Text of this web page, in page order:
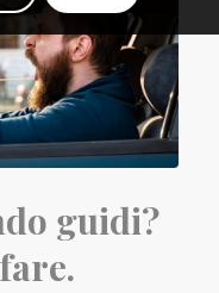
guidi?